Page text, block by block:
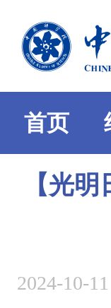
首页
【光
2024-10-11